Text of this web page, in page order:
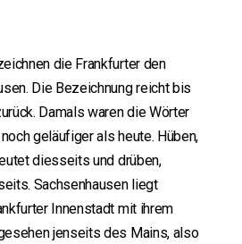
die Frankfurter den
Die Bezeichnung reicht bis
Damals waren die Wörter
noch geläufiger als heute. Hüben,
diesseits und drüben,
Sachsenhausen liegt
Innenstadt mit ihrem
jenseits des Mains, also